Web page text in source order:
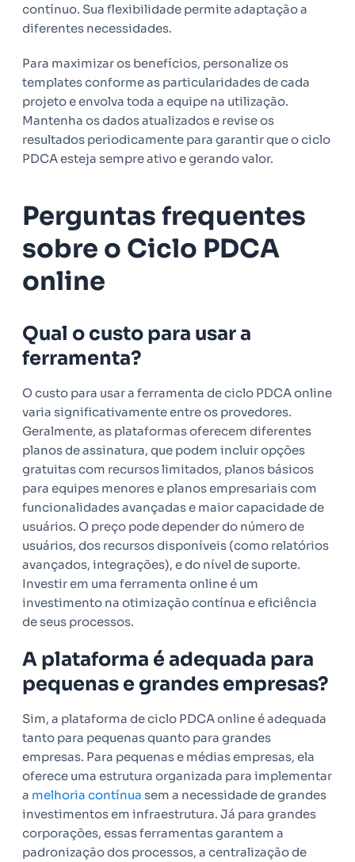
contínuo. Sua flexibilidade permite adaptação a
diferentes necessidades.
Para maximizar os benefícios, personalize os
templates conforme as particularidades de cada
projeto e envolva toda a equipe na utilização.
Mantenha os dados atualizados e revise os
resultados periodicamente para garantir que o ciclo
PDCA esteja sempre ativo e gerando valor.
Perguntas frequentes
sobre o Ciclo PDCA
online
Qual o custo para usar a
ferramenta?
O custo para usar a ferramenta de ciclo PDCA online
varia significativamente entre os provedores.
Geralmente, as plataformas oferecem diferentes
planos de assinatura, que podem incluir opções
gratuitas com recursos limitados, planos básicos
para equipes menores e planos empresariais com
funcionalidades avançadas e maior capacidade de
usuários. O preço pode depender do número de
usuários, dos recursos disponíveis (como relatórios
avançados, integrações), e do nível de suporte.
Investir em uma ferramenta online é um
investimento na otimização contínua e eficiência
de seus processos.
A plataforma é adequada para
pequenas e grandes empresas?
Sim, a plataforma de ciclo PDCA online é adequada
tanto para pequenas quanto para grandes
empresas. Para pequenas e médias empresas, ela
oferece uma estrutura organizada para implementar
a melhoria contínua sem a necessidade de grandes
investimentos em infraestrutura. Já para grandes
corporações, essas ferramentas garantem a
padronização dos processos, a centralização de